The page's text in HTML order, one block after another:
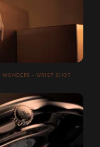
WONDERS - WRIST SHOT